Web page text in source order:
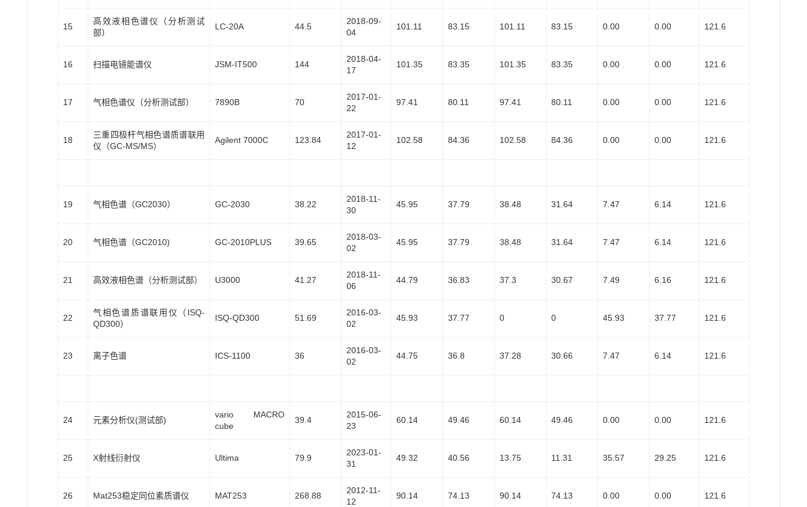
15
高效液相色谱仪（分析测试
部）
LC-20A 44.5
2018-09-
04
101.11 83.15 101.11 83.15 0.00 0.00 121.6
16 扫描电镜能谱仪 JSM-IT500 144
2018-04-
17
101.35 83.35 101.35 83.35 0.00 0.00 121.6
17 气相色谱仪（分析测试部） 7890B 70
2017-01-
22
97.41 80.11 97.41 80.11 0.00 0.00 121.6
18
三重四极杆气相色谱质谱联用
仪（GC-MS/MS）
Agilent 7000C 123.84
2017-01-
12
102.58 84.36 102.58 84.36 0.00 0.00 121.6
19 气相色谱（GC2030） GC-2030 38.22
2018-11-
30
45.95 37.79 38.48 31.64 7.47 6.14 121.6
20 气相色谱（GC2010) GC-2010PLUS 39.65
2018-03-
02
45.95 37.79 38.48 31.64 7.47 6.14 121.6
21 高效液相色谱（分析测试部） U3000 41.27
2018-11-
06
44.79 36.83 37.3 30.67 7.49 6.16 121.6
22
气相色谱质谱联用仪（ISQ-
QD300）
ISQ-QD300 51.69
2016-03-
02
45.93 37.77 0 0 45.93 37.77 121.6
23 离子色谱 ICS-1100 36
2016-03-
02
44.75 36.8 37.28 30.66 7.47 6.14 121.6
24 元素分析仪(测试部)
vario MACRO
cube
39.4
2015-06-
23
60.14 49.46 60.14 49.46 0.00 0.00 121.6
25 X射线衍射仪 Ultima 79.9
2023-01-
31
49.32 40.56 13.75 11.31 35.57 29.25 121.6
26 Mat253稳定同位素质谱仪 MAT253 268.88
2012-11-
12
90.14 74.13 90.14 74.13 0.00 0.00 121.6